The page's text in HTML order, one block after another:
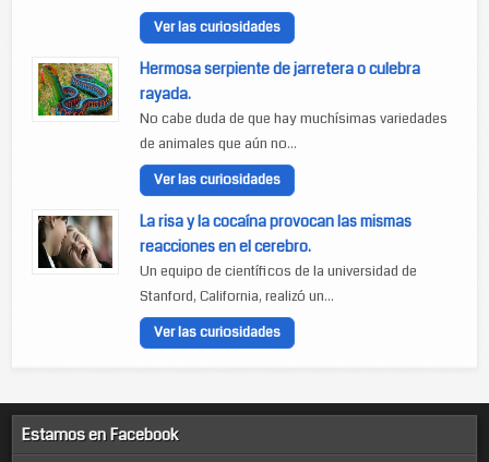
Ver las curiosidades
Hermosa serpiente de jarretera o culebra
rayada.
No cabe duda de que hay muchísimas variedades
de animales que aún no...
Ver las curiosidades
La risa y la cocaína provocan las mismas
reacciones en el cerebro.
Un equipo de científicos de la universidad de
Stanford, California, realizó un...
Ver las curiosidades
Estamos en Facebook